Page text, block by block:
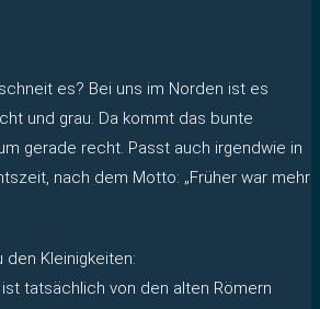
es? Bei uns im Norden ist es
und grau. Da kommt das bunte
gerade recht. Passt auch irgendwie in
nach dem Motto: „Früher war mehr
den Kleinigkeiten:
ist tatsächlich von den alten Römern